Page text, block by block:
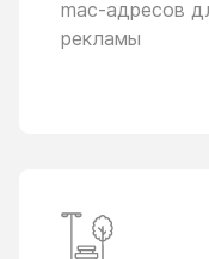
mac-адресов
рекламы